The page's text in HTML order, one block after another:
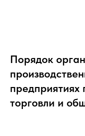
Порядок
предприятиях
торговли и